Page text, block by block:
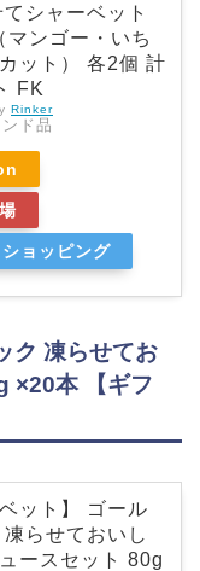
シャーベット
マンゴー・いち
ット） 各2個 計
FK
Rinker
ド品
ョッピング
ク 凍らせてお
×20本 【ギフ
ベット】 ゴール
凍らせておいし
ースセット 80g